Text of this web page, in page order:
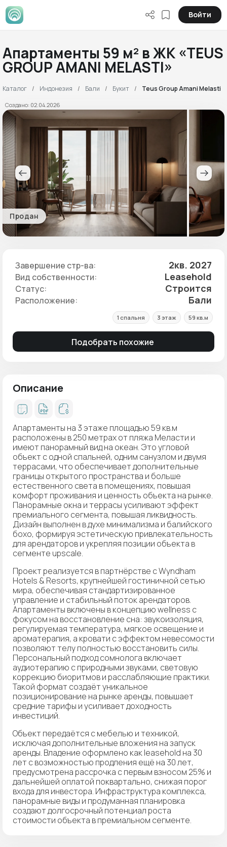
Войти
Апартаменты 59 м² в ЖК «TEUS
GROUP AMANI MELASTI»
Каталог Индонезия Бали Букит Teus Group Amani Melasti
Создано: 02.04.2026
Продан
Завершение стр-ва: 2кв. 2027
Вид собственности: Leasehold
Статус: Строится
Расположение: Бали
1 спальня 3 этаж 59 кв.м
Подобрать похожие
Описание
Апартаменты на 3 этаже площадью 59 кв.м
расположены в 250 метрах от пляжа Меласти и
имеют панорамный вид на океан. Это угловой
объект с одной спальней, одним санузлом и двумя
террасами, что обеспечивает дополнительные
границы открытого пространства и больше
естественного света в помещениях, повышая
комфорт проживания и ценность объекта на рынке.
Панорамные окна и террасы усиливают эффект
премиального сегмента, повышая ликвидность.
Дизайн выполнен в духе минимализма и балийского
бохо, формируя эстетическую привлекательность
для арендаторов и укрепляя позиции объекта в
сегменте upscale.
Проект реализуется в партнёрстве с Wyndham
Hotels & Resorts, крупнейшей гостиничной сетью
мира, обеспечивая стандартизированное
управление и стабильный поток арендаторов.
Апартаменты включены в концепцию wellness с
фокусом на восстановление сна: звукоизоляция,
регулируемая температура, мягкое освещение и
ароматерапия, а кровати с эффектом невесомости
позволяют телу полностью восстановить силы.
Персональный подход сомнолога включает
аудиотерапию с природными звуками, световую
коррекцию биоритмов и расслабляющие практики.
Такой формат создаёт уникальное
позиционирование на рынке аренды, повышает
средние тарифы и усиливает доходность
инвестиций.
Объект передаётся с мебелью и техникой,
исключая дополнительные вложения на запуск
аренды. Владение оформлено как leasehold на 30
лет с возможностью продления ещё на 30 лет,
предусмотрена рассрочка с первым взносом 25% и
дальнейшей оплатой поквартально, снижая порог
входа для инвестора. Инфраструктура комплекса,
панорамные виды и продуманная планировка
создают долгосрочный потенциал роста
стоимости объекта в премиальном сегменте.